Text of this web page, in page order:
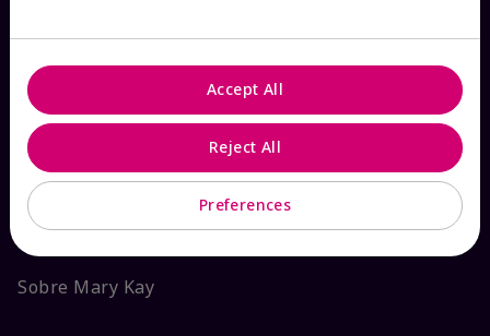
ACERCA DE MARY KAY
Garantía de Satisfacción
Sobre Mary Kay
Preferences
Reject All
Accept All